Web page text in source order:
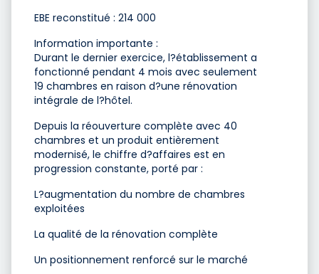
EBE reconstitué : 214 000 
Information importante :
Durant le dernier exercice, l?établissement a
fonctionné pendant 4 mois avec seulement
19 chambres en raison d?une rénovation
intégrale de l?hôtel.
Depuis la réouverture complète avec 40
chambres et un produit entièrement
modernisé, le chiffre d?affaires est en
progression constante, porté par :
L?augmentation du nombre de chambres
exploitées
La qualité de la rénovation complète
Un positionnement renforcé sur le marché